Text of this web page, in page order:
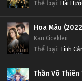
Thể loại: Hài
Hoa Máu
Kan Cicekleri
Thể loại: Tình
Thần Võ Thiên